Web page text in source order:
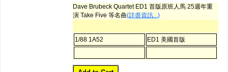
Dave Brubeck Quartet ED1 首版原班人馬 25週年重
演 Take Five 等名曲(詳盡資訊...)
1/88 1A52 ED1 美國首版